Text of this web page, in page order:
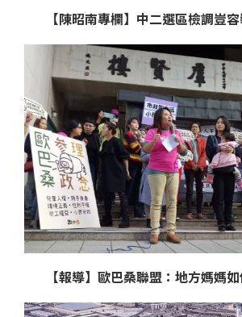
【陳昭南專欄】中二選區檢調豈
【報導】歐巴桑聯盟：地方媽媽